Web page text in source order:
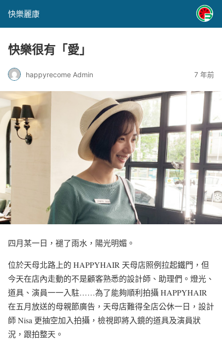
快樂麗康
快樂很有「愛」
happyrecome Admin 7 年前
四月某一日，褪了雨水，陽光明媚。
位於天母北路上的 HAPPYHAIR 天母店照例拉起鐵門，但
今天在店內走動的不是顧客熟悉的設計師、助理們。燈光、
道具、演員一一入駐……為了能夠順利拍攝 HAPPYHAIR
在五月放送的母親節廣告，天母店難得全店公休一日，設計
師 Nisa 更抽空加入拍攝，檢視即將入鏡的道具及演員狀
況，跟拍整天。